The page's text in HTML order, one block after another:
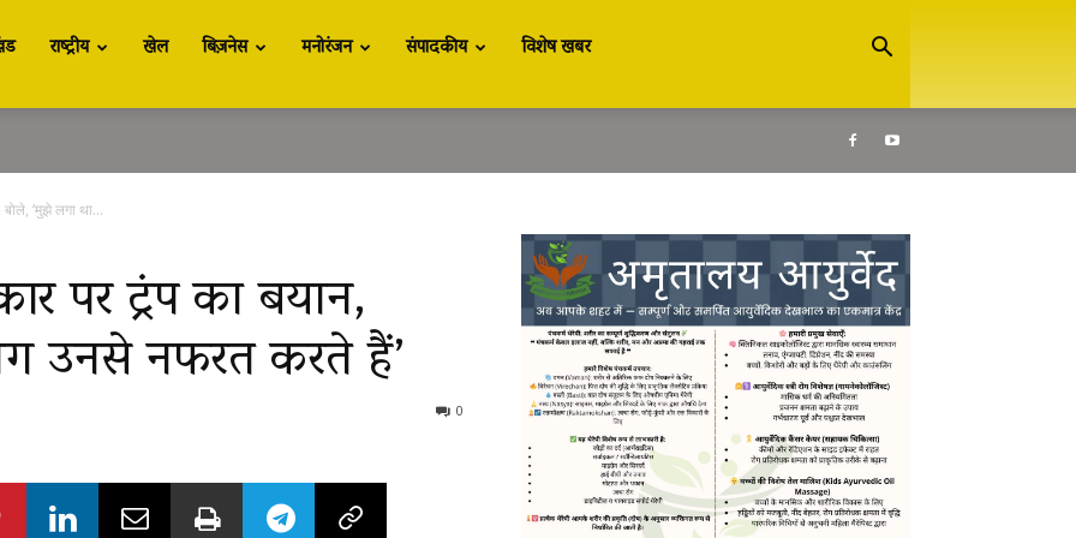
राष्ट्रीय खेल बिज़नेस मनोरंजन संपादकीय विशेष खबर
‘मुझे लगा था...
पर ट्रंप का बयान,
उनसे नफरत करते हैं’
0